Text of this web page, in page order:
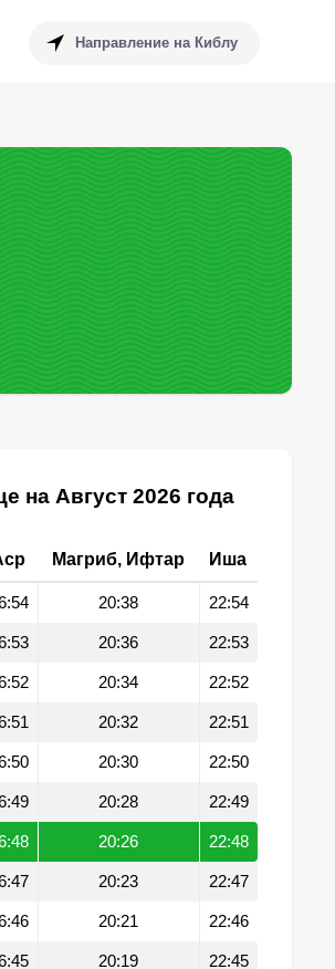
Направление на Киблу
на Август 2026 года
Магриб, Ифтар Иша
20:38 22:54
20:36 22:53
20:34 22:52
20:32 22:51
20:30 22:50
20:28 22:49
20:26 22:48
20:23 22:47
20:21 22:46
20:19 22:45